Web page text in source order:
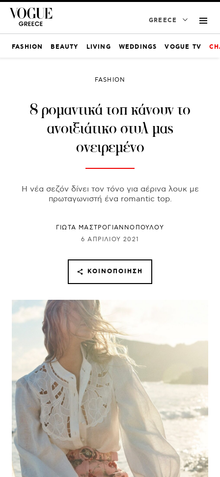
GREECE
FASHION BEAUTY LIVING WEDDINGS VOGUE TV
FASHION
8 ρομαντικά τοπ κάνουν το
ανοιξιάτικο στυλ μας
ονειρεμένο
Η νέα σεζόν δίνει τον τόνο για αέρινα λουκ με
πρωταγωνιστή ένα romantic top.
ΓΙΩΤΑ ΜΑΣΤΡΟΓΙΑΝΝΟΠΟΥΛΟΥ
6 ΑΠΡΙΛΊΟΥ 2021
ΚΟΙΝΟΠΟΊΗΣΗ